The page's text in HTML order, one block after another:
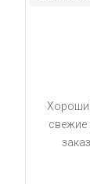
свежие